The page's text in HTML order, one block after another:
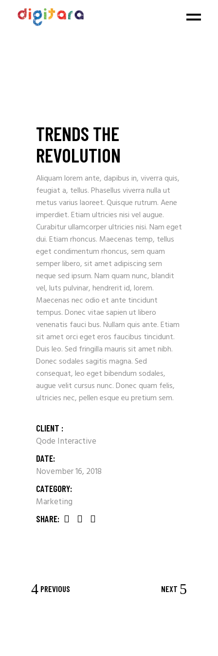
TRENDS THE
REVOLUTION
Aliquam lorem ante, dapibus in, viverra quis,
feugiat a, tellus. Phasellus viverra nulla ut
metus varius laoreet. Quisque rutrum. Aene
imperdiet. Etiam ultricies nisi vel augue.
Curabitur ullamcorper ultricies nisi. Nam eget
dui. Etiam rhoncus. Maecenas temp, tellus
eget condimentum rhoncus, sem quam
semper libero, sit amet adipiscing sem
neque sed ipsum. Nam quam nunc, blandit
vel, luts pulvinar, hendrerit id, lorem.
Maecenas nec odio et ante tincidunt
tempus. Donec vitae sapien ut libero
venenatis fauci bus. Nullam quis ante. Etiam
sit amet orci eget eros faucibus tincidunt.
Duis leo. Sed fringilla mauris sit amet nibh.
Donec sodales sagitis magna. Sed
consequat, leo eget bibendum sodales,
augue velit cursus nunc. Donec quam felis,
ultricies nec, pellen esque eu pretium sem.
CLIENT :
Qode Interactive
DATE:
November 16, 2018
CATEGORY:
Marketing
SHARE:
PREVIOUS NEXT